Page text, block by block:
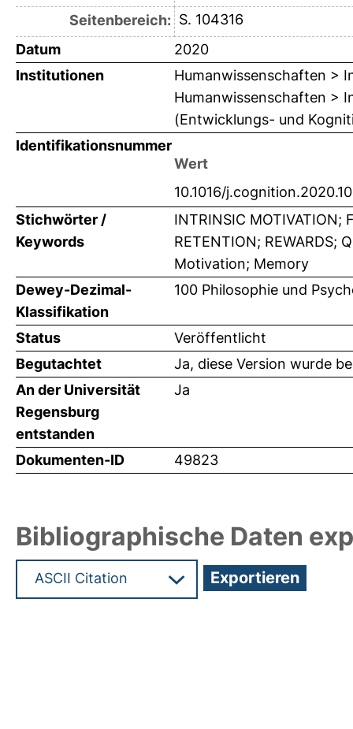
Seitenbereich: S. 104316
Datum
2020
Institutionen
Humanwissenschaften >
Humanwissenschaften >
(Entwicklungs- und
Identifikationsnummer
Wert
10.1016/
Stichwörter /
Keywords
INTRINSIC MOTIVATION;
RETENTION; REWARDS;
Motivation; Memory
Dewey-Dezimal-
Klassifikation
100 Philosophie und
Status
Veröffentlicht
Begutachtet
Ja, diese Version wurde
An der Universität
Regensburg
entstanden
Ja
Dokumenten-ID 49823
Bibliographische Daten